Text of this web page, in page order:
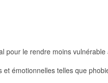
pour le rendre moins vulnérable
émotionnelles telles que